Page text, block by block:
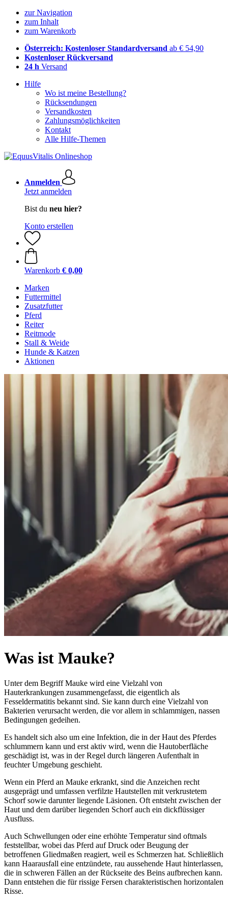
zur Navigation
zum Inhalt
zum Warenkorb
Österreich: Kostenloser Standardversand ab € 54,90
Kostenloser Rückversand
24 h Versand
Hilfe
Wo ist meine Bestellung?
Rücksendungen
Versandkosten
Zahlungsmöglichkeiten
Kontakt
Alle Hilfe-Themen
Anmelden
Jetzt anmelden
Bist du neu hier?
Konto erstellen
Warenkorb € 0,00
Marken
Futtermittel
Zusatzfutter
Pferd
Reiter
Reitmode
Stall & Weide
Hunde & Katzen
Aktionen
Was ist Mauke?
Unter dem Begriff Mauke wird eine Vielzahl von
Hauterkrankungen zusammengefasst, die eigentlich als
Fesseldermatitis bekannt sind. Sie kann durch eine Vielzahl von
Bakterien verursacht werden, die vor allem in schlammigen, nassen
Bedingungen gedeihen.
Es handelt sich also um eine Infektion, die in der Haut des Pferdes
schlummern kann und erst aktiv wird, wenn die Hautoberfläche
geschädigt ist, was in der Regel durch längeren Aufenthalt in
feuchter Umgebung geschieht.
Wenn ein Pferd an Mauke erkrankt, sind die Anzeichen recht
ausgeprägt und umfassen verfilzte Hautstellen mit verkrustetem
Schorf sowie darunter liegende Läsionen. Oft entsteht zwischen der
Haut und dem darüber liegenden Schorf auch ein dickflüssiger
Ausfluss.
Auch Schwellungen oder eine erhöhte Temperatur sind oftmals
feststellbar, wobei das Pferd auf Druck oder Beugung der
betroffenen Gliedmaßen reagiert, weil es Schmerzen hat. Schließlich
kann Haarausfall eine entzündete, rau aussehende Haut hinterlassen,
die in schweren Fällen an der Rückseite des Beins aufbrechen kann.
Dann entstehen die für rissige Fersen charakteristischen horizontalen
Risse.